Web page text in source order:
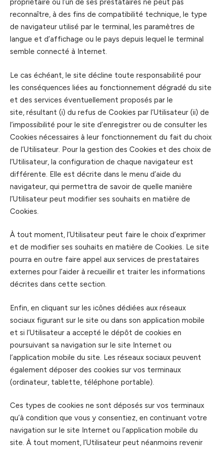
propriétaire ou l’un de ses prestataires ne peut pas
reconnaître, à des fins de compatibilité technique, le type
de navigateur utilisé par le terminal, les paramètres de
langue et d’affichage ou le pays depuis lequel le terminal
semble connecté à Internet.
Le cas échéant, le site décline toute responsabilité pour
les conséquences liées au fonctionnement dégradé du site
et des services éventuellement proposés par le
site, résultant (i) du refus de Cookies par l’Utilisateur (ii) de
l’impossibilité pour le site d’enregistrer ou de consulter les
Cookies nécessaires à leur fonctionnement du fait du choix
de l’Utilisateur. Pour la gestion des Cookies et des choix de
l’Utilisateur, la configuration de chaque navigateur est
différente. Elle est décrite dans le menu d’aide du
navigateur, qui permettra de savoir de quelle manière
l’Utilisateur peut modifier ses souhaits en matière de
Cookies.
À tout moment, l’Utilisateur peut faire le choix d’exprimer
et de modifier ses souhaits en matière de Cookies. Le site
pourra en outre faire appel aux services de prestataires
externes pour l’aider à recueillir et traiter les informations
décrites dans cette section.
Enfin, en cliquant sur les icônes dédiées aux réseaux
sociaux figurant sur le site ou dans son application mobile
et si l’Utilisateur a accepté le dépôt de cookies en
poursuivant sa navigation sur le site Internet ou
l’application mobile du site. Les réseaux sociaux peuvent
également déposer des cookies sur vos terminaux
(ordinateur, tablette, téléphone portable).
Ces types de cookies ne sont déposés sur vos terminaux
qu’à condition que vous y consentiez, en continuant votre
navigation sur le site Internet ou l’application mobile du
site. À tout moment, l’Utilisateur peut néanmoins revenir